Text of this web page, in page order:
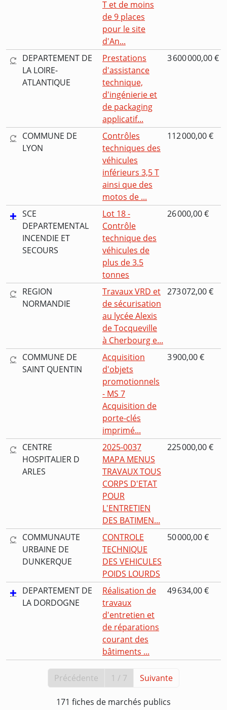
T et de moins
de 9 places
pour le site
d'An...
DEPARTEMENT DE
LA LOIRE-
ATLANTIQUE
Prestations
d'assistance
technique,
d'ingénierie et
de packaging
applicatif...
3 600 000,00 €
COMMUNE DE
LYON
Contrôles
techniques des
véhicules
inférieurs 3,5 T
ainsi que des
motos de ...
112 000,00 €
SCE
DEPARTEMENTAL
INCENDIE ET
SECOURS
Lot 18 -
Contrôle
technique des
véhicules de
plus de 3.5
tonnes
26 000,00 €
REGION
NORMANDIE
Travaux VRD et
de sécurisation
au lycée Alexis
de Tocqueville
à Cherbourg e...
273 072,00 €
COMMUNE DE
SAINT QUENTIN
Acquisition
d'objets
promotionnels
- MS 7
Acquisition de
porte-clés
imprimé...
3 900,00 €
CENTRE
HOSPITALIER D
ARLES
2025-0037
MAPA MENUS
TRAVAUX TOUS
CORPS D'ETAT
POUR
L'ENTRETIEN
DES BATIMEN...
225 000,00 €
COMMUNAUTE
URBAINE DE
DUNKERQUE
CONTROLE
TECHNIQUE
DES VEHICULES
POIDS LOURDS
50 000,00 €
DEPARTEMENT DE
LA DORDOGNE
Réalisation de
travaux
d'entretien et
de réparations
courant des
bâtiments ...
49 634,00 €
Précédente 1 / 7 Suivante
171 fiches de marchés publics